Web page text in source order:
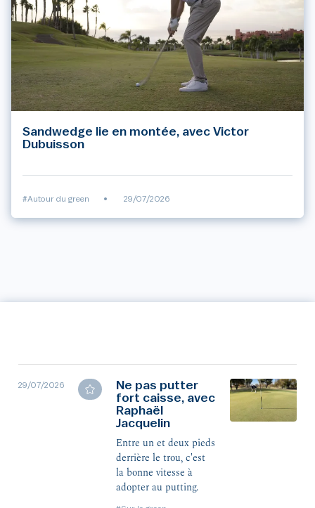
Sandwedge lie en montée, avec Victor
Dubuisson
#Autour du green • 29/07/2026
29/07/2026
Ne pas putter
fort caisse, avec
Raphaël
Jacquelin
Entre un et deux pieds
derrière le trou, c'est
la bonne vitesse à
adopter au putting.